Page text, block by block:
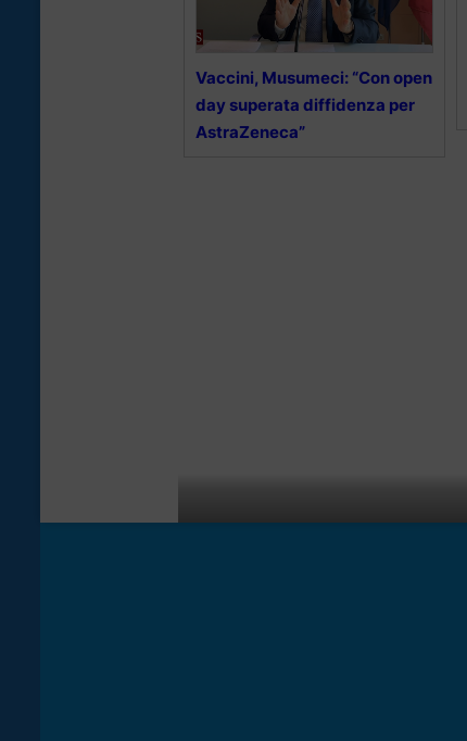
Vaccini, Musumeci: “Con open
day superata diffidenza per
AstraZeneca”